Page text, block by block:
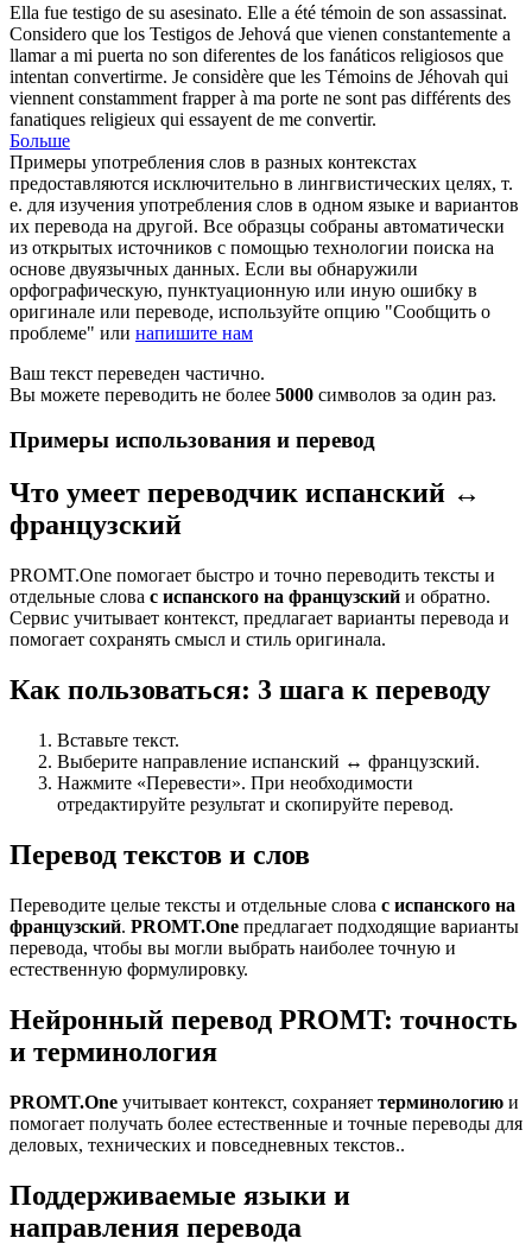
Ella fue testigo de su asesinato. Elle a été témoin de son assassinat.
Considero que los Testigos de Jehová que vienen constantemente a
llamar a mi puerta no son diferentes de los fanáticos religiosos que
intentan convertirme. Je considère que les Témoins de Jéhovah qui
viennent constamment frapper à ma porte ne sont pas différents des
fanatiques religieux qui essayent de me convertir.
Больше
Примеры употребления слов в разных контекстах
предоставляются исключительно в лингвистических целях, т.
е. для изучения употребления слов в одном языке и вариантов
их перевода на другой. Все образцы собраны автоматически
из открытых источников с помощью технологии поиска на
основе двуязычных данных. Если вы обнаружили
орфографическую, пунктуационную или иную ошибку в
оригинале или переводе, используйте опцию "Сообщить о
проблеме" или напишите нам
Ваш текст переведен частично.
Вы можете переводить не более 5000 символов за один раз.
Примеры использования и перевод
Что умеет переводчик испанский ↔
французский
PROMT.One помогает быстро и точно переводить тексты и
отдельные слова с испанского на французский и обратно.
Сервис учитывает контекст, предлагает варианты перевода и
помогает сохранять смысл и стиль оригинала.
Как пользоваться: 3 шага к переводу
Вставьте текст.
Выберите направление испанский ↔ французский.
Нажмите «Перевести». При необходимости
отредактируйте результат и скопируйте перевод.
Перевод текстов и слов
Переводите целые тексты и отдельные слова с испанского на
французский. PROMT.One предлагает подходящие варианты
перевода, чтобы вы могли выбрать наиболее точную и
естественную формулировку.
Нейронный перевод PROMT: точность
и терминология
PROMT.One учитывает контекст, сохраняет терминологию и
помогает получать более естественные и точные переводы для
деловых, технических и повседневных текстов..
Поддерживаемые языки и
направления перевода